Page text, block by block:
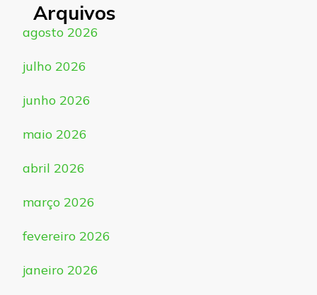
Arquivos
agosto 2026
julho 2026
junho 2026
maio 2026
abril 2026
março 2026
fevereiro 2026
janeiro 2026